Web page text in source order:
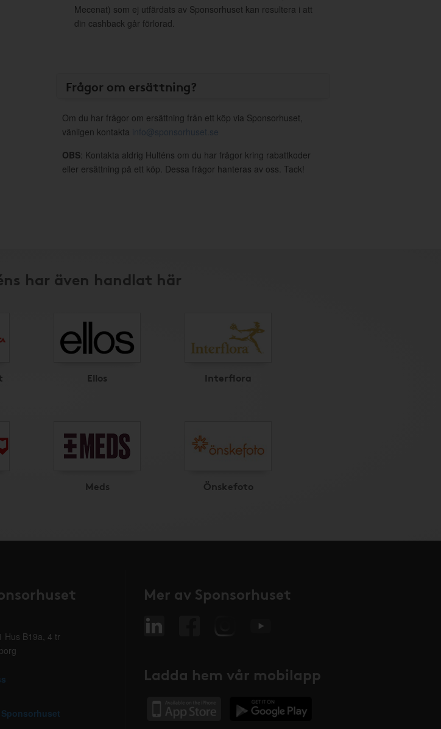
Mecenat) som ej utfärdats av Sponsorhuset kan resultera i att
din cashback går förlorad.
Frågor om ersättning?
Om du har frågor om ersättning från ett köp via Sponsorhuset,
vänligen kontakta info@sponsorhuset.se
OBS: Kontakta aldrig Hulténs om du har frågor kring rabattkoder
eller ersättning på ett köp. Dessa frågor hanteras av oss. Tack!
har även handlat här
Ellos Interflora
Meds Önskefoto
Hus B19a, 4 tr
Mer av Sponsorhuset
Ladda hem vår mobilapp